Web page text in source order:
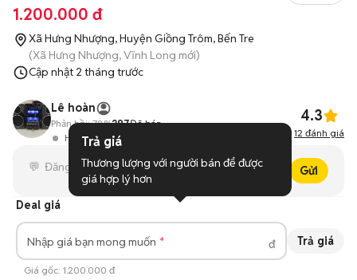
1.200.000 đ
Xã Hưng Nhượng, Huyện Giồng Trôm, Bến Tre
(Xã Hưng Nhượng, Vĩnh Long mới)
Cập nhật 2 tháng trước
Lê hoàn
Hoạt động 2 ngày trước
Phản hồi: 78%297Đã bán 4.3
12 đánh giá
Gửi
Deal giá
Nhập giá bạn mong muốn đ Trả giá
Giá gốc: 1.200.000 đ
Trả giá
Thương lượng với người bán để được
giá hợp lý hơn